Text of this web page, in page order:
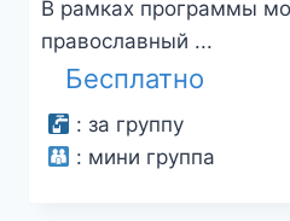
В рамках программы
православный ...
Бесплатно
: за группу
: мини группа